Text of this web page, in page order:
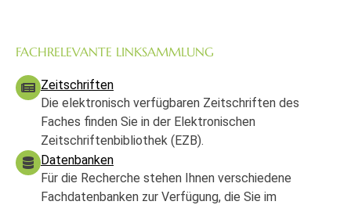
FACHRELEVANTE LINKSAMMLUNG
Zeitschriften
Die elektronisch verfügbaren Zeitschriften des
Faches finden Sie in der Elektronischen
Zeitschriftenbibliothek (EZB).
Datenbanken
Für die Recherche stehen Ihnen verschiedene
Fachdatenbanken zur Verfügung, die Sie im